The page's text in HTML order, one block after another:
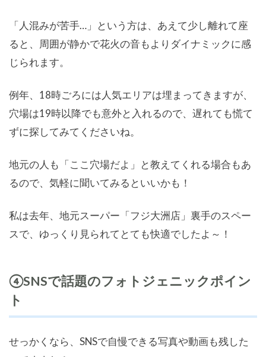
「人混みが苦手…」という方は、あえて少し離れて座
ると、周囲が静かで花火の音もよりダイナミックに感
じられます。
例年、18時ごろには人気エリアは埋まってきますが、
穴場は19時以降でも意外と入れるので、遅れても慌て
ずに探してみてくださいね。
地元の人も「ここ穴場だよ」と教えてくれる場合もあ
るので、気軽に聞いてみるといいかも！
私は去年、地元スーパー「フジ大洲店」裏手のスペー
スで、ゆっくり見られてとても快適でしたよ～！
④SNSで話題のフォトジェニックポイン
ト
せっかくなら、SNSで自慢できる写真や動画も残した